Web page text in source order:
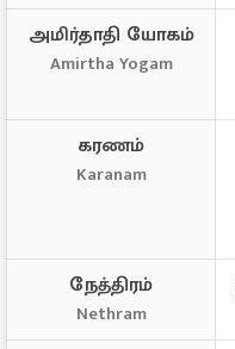
அமிர்தாதி யோகம்
Amirtha Yogam
கரணம்
Karanam
நேத்திரம்
Nethram